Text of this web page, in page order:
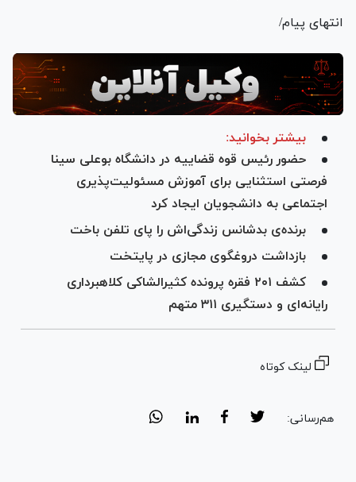
انتهای پیام/
بیشتر بخوانید:
حضور رئیس قوه قضاییه در دانشگاه بوعلی سینا
فرصتی استثنایی برای آموزش مسئولیت‌پذیری
اجتماعی به دانشجویان ایجاد کرد
برنده‌ی بدشانس زندگی‌اش را پای تلفن باخت
بازداشت دروغگوی مجازی در پایتخت
کشف ۲۰۱ فقره پرونده کثیر‌الشاکی کلاهبرداری
رایانه‌ای و دستگیری ۳۱۱ متهم
لینک کوتاه
هم‌رسانی: